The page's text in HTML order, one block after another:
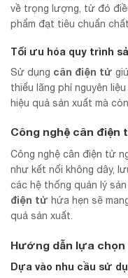
về trọng lượng, từ đó
phẩm đạt tiêu chuẩn
Tối ưu hóa quy trình
Sử dụng cân điện tử
thiểu lãng phí nguyên
hiệu quả sản xuất mà
Công nghệ cân
Công nghệ cân điện tử
như kết nối không dây,
các hệ thống quản lý
điện tử hứa hẹn sẽ
quả sản xuất.
Hướng dẫn lựa
Dựa vào nhu cầu sử